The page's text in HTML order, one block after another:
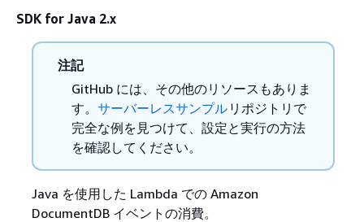
SDK for Java 2.x
注記
GitHub には、その他のリソースもありま
す。 サーバーレスサンプル リポジトリで
完全な例を見つけて、設定と実行の方法
を確認してください。
Java を使用した Lambda での Amazon
DocumentDB イベントの消費。